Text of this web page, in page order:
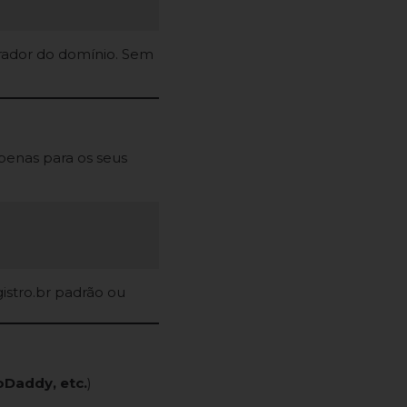
do domínio. Sem
para os seus
padrão ou
etc.)